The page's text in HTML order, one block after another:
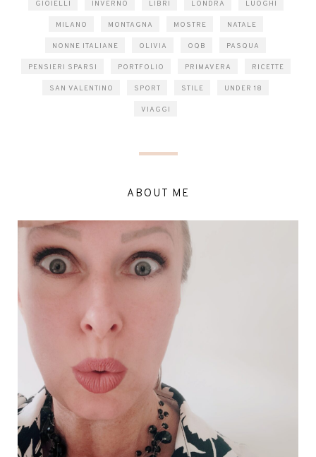
GIOIELLI INVERNO LIBRI LONDRA LUOGHI
MILANO MONTAGNA MOSTRE NATALE
NONNE ITALIANE OLIVIA OQB PASQUA
PENSIERI SPARSI PORTFOLIO PRIMAVERA RICETTE
SAN VALENTINO SPORT STILE UNDER 18
VIAGGI
ABOUT ME